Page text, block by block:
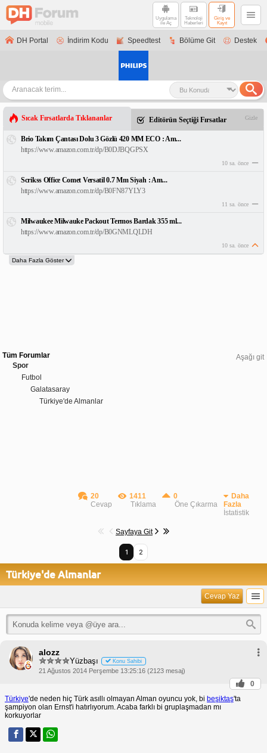
Uygulama
ile Aç
Teknoloji
Haberleri
Giriş ve
Kayıt
DH Portal İndirim Kodu Speedtest Bölüme Git Destek
Sıcak Fırsatlarda Tıklananlar Editörün Seçtiği Fırsatlar Gizle
Brio Takım Çantası Dolu 3 Gözlü 420 MM ECO : Am...
https://www.amazon.com.tr/dp/B0DJBQGPSX
10 sa. önce
Scrikss Office Comet Versatil 0.7 Mm Siyah : Am...
https://www.amazon.com.tr/dp/B0FN87YLY3
11 sa. önce
Milwaukee Milwauke Packout Termos Bardak 355 ml...
https://www.amazon.com.tr/dp/B0GNMLQLDH
10 sa. önce
Aşağı git
Tüm Forumlar
Spor
Futbol
Galatasaray
Türkiye'de Almanlar
20
Cevap
1411
Tıklama
0
Öne Çıkarma
Daha
Fazla
İstatistik
Sayfaya Git
1 2
Türkiye'de Almanlar
Cevap Yaz
alozz
Yüzbaşı Konu Sahibi
21 Ağustos 2014 Perşembe 13:25:16 (2123 mesaj)
0
Türkiye'de neden hiç Türk asıllı olmayan Alman oyuncu yok, bi beşiktaş'ta
şampiyon olan Ernst'i hatırlıyorum. Acaba farklı bi gruplaşmadan mı
korkuyorlar